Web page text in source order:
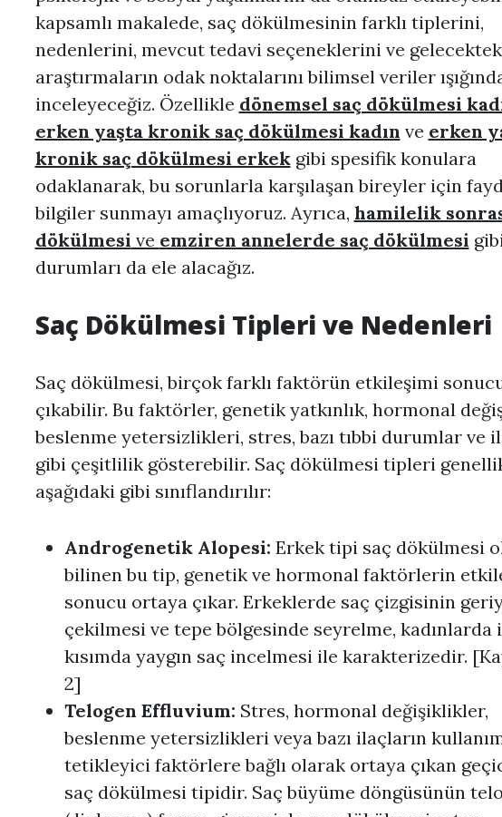
kapsamlı makalede, saç dökülmesinin farklı tiplerini,
nedenlerini, mevcut tedavi seçeneklerini ve
araştırmaların odak noktalarını bilimsel veriler
inceleyeceğiz. Özellikle dönemsel saç dökülmesi
erken yaşta kronik saç dökülmesi kadın ve erken
kronik saç dökülmesi erkekgibi spesifik konulara
odaklanarak, bu sorunlarla karşılaşan bireyler için
bilgiler sunmayı amaçlıyoruz. Ayrıca, hamilelik
dökülmesi ve emziren annelerde saç dökülmesi
durumları da ele alacağız.
Saç Dökülmesi Tipleri ve Nedenleri
Saç dökülmesi, birçok farklı faktörün etkileşimi
çıkabilir. Bu faktörler, genetik yatkınlık, hormonal
beslenme yetersizlikleri, stres, bazı tıbbi durumlar ve
gibi çeşitlilik gösterebilir. Saç dökülmesi tipleri
aşağıdaki gibi sınıflandırılır:
Androgenetik Alopesi: Erkek tipi saç dökülmesi
bilinen bu tip, genetik ve hormonal faktörlerin
sonucu ortaya çıkar. Erkeklerde saç çizgisinin
çekilmesi ve tepe bölgesinde seyrelme, kadınlarda
kısımda yaygın saç incelmesi ile karakterizedir.
2]
Telogen Effluvium: Stres, hormonal değişiklikler,
beslenme yetersizlikleri veya bazı ilaçların
tetikleyici faktörlere bağlı olarak ortaya çıkan
saç dökülmesi tipidir. Saç büyüme döngüsünün